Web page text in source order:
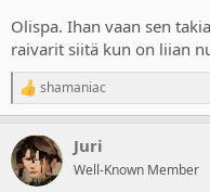
Olispa. Ihan vaan sen
raivarit siitä kun on liian
R
e
c
t
i
shamaniac
Juri
Well-Known Member